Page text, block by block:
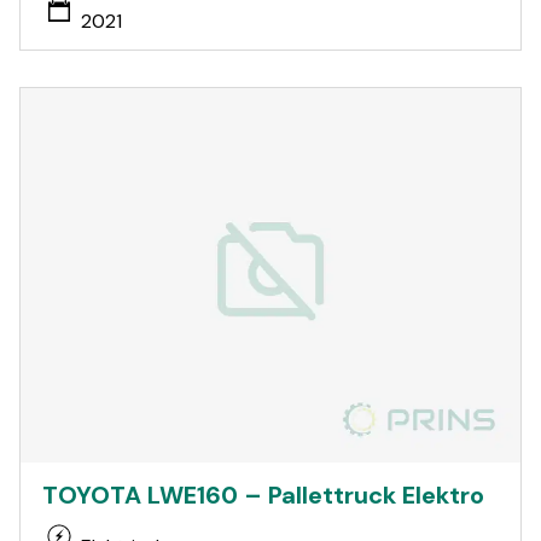
2021
TOYOTA LWE160 – Pallettruck Elektro